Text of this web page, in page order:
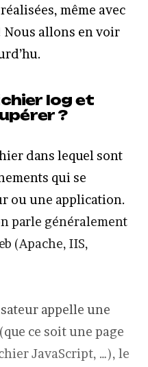
même avec
Nous allons en voir
log et
?
dans lequel sont
qui se
ou une application.
parle généralement
(Apache, IIS,
appelle une
ce soit une page
JavaScript, …), le